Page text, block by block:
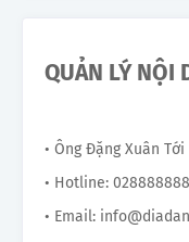
QUẢN LÝ NỘI
• Ông Đặng Xuân Tới
• Hotline:
• Email: